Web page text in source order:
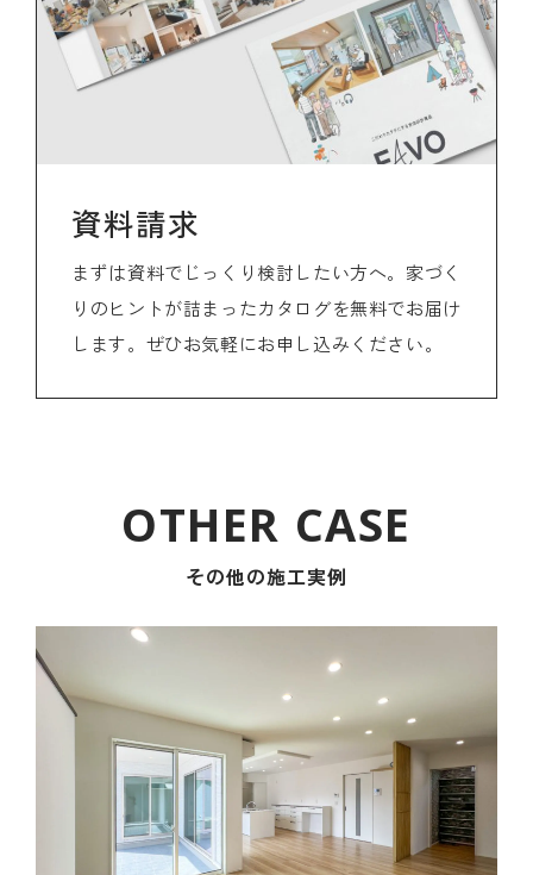
資料請求
まずは資料でじっくり検討したい方へ。家づく
りのヒントが詰まったカタログを無料でお届け
します。ぜひお気軽にお申し込みください。
その他の施工実例